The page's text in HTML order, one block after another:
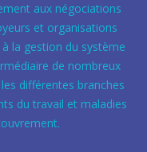
aux négociations
et organisations
à la gestion du système
de nombreux
différentes branches
du travail et maladies